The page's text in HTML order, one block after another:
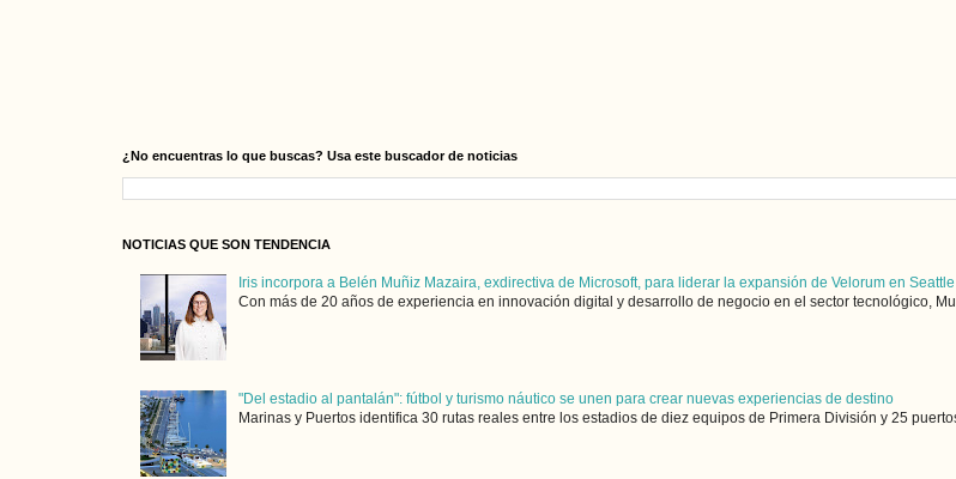
¿No encuentras lo que buscas? Usa este buscador de noticias
NOTICIAS QUE SON TENDENCIA
Iris incorpora a Belén Muñiz Mazaira, exdirectiva de Microsoft, para liderar la expansión de Velorum en Seattle
Con más de 20 años de experiencia en innovación digital y desarrollo de negocio en el sector tecnológico,
"Del estadio al pantalán": fútbol y turismo náutico se unen para crear nuevas experiencias de destino
Marinas y Puertos identifica 30 rutas reales entre los estadios de diez equipos de Primera División y 25